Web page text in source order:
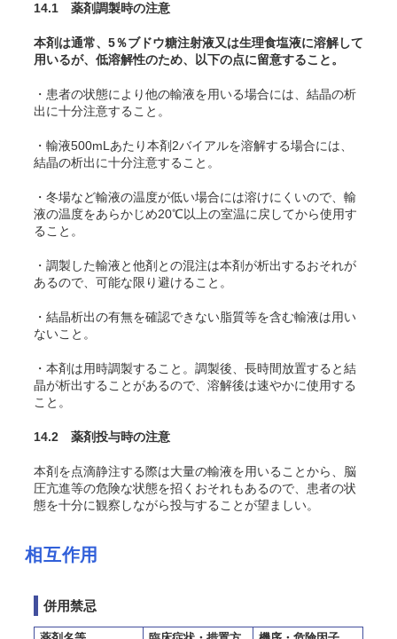
14.1 薬剤調製時の注意
本剤は通常、5％ブドウ糖注射液又は生理食塩液に溶解して
用いるが、低溶解性のため、以下の点に留意すること。
・患者の状態により他の輸液を用いる場合には、結晶の析
出に十分注意すること。
・輸液500mLあたり本剤2バイアルを溶解する場合には、
結晶の析出に十分注意すること。
・冬場など輸液の温度が低い場合には溶けにくいので、輸
液の温度をあらかじめ20℃以上の室温に戻してから使用す
ること。
・調製した輸液と他剤との混注は本剤が析出するおそれが
あるので、可能な限り避けること。
・結晶析出の有無を確認できない脂質等を含む輸液は用い
ないこと。
・本剤は用時調製すること。調製後、長時間放置すると結
晶が析出することがあるので、溶解後は速やかに使用する
こと。
14.2 薬剤投与時の注意
本剤を点滴静注する際は大量の輸液を用いることから、脳
圧亢進等の危険な状態を招くおそれもあるので、患者の状
態を十分に観察しながら投与することが望ましい。
相互作用
併用禁忌